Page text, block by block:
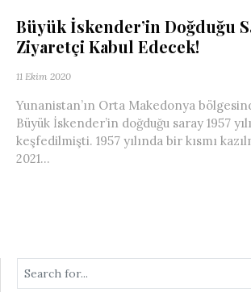
Büyük İskender’in Doğduğu
Ziyaretçi Kabul Edecek!
11 Ekim 2020
Yunanistan’ın Orta Makedonya
Büyük İskender’in doğduğu saray 1957
keşfedilmişti. 1957 yılında bir kısmı
2021...